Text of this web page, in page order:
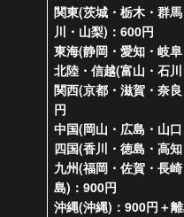
関東(茨城・栃木・群
川・山梨)：600円
東海(静岡・愛知・岐
北陸・信越(富山・石
関西(京都・滋賀・奈
円
中国(岡山・広島・山
四国(香川・徳島・高
九州(福岡・佐賀・長
島)：900円
沖縄(沖縄)：900円＋